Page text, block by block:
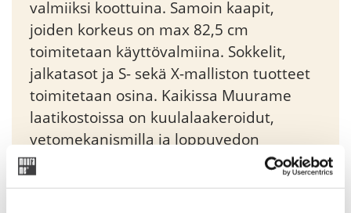
valmiiksi koottuina. Samoin kaapit,
joiden korkeus on max 82,5 cm
toimitetaan käyttövalmiina. Sokkelit,
jalkatasot ja S- sekä X-malliston tuotteet
toimitetaan osina. Kaikissa Muurame
laatikostoissa on kuulalaakeroidut,
vetomekanismilla ja loppuvedon
vaimennuksella varustetut
piiloliukukiskot. Moduli-yksikköjä voidaan